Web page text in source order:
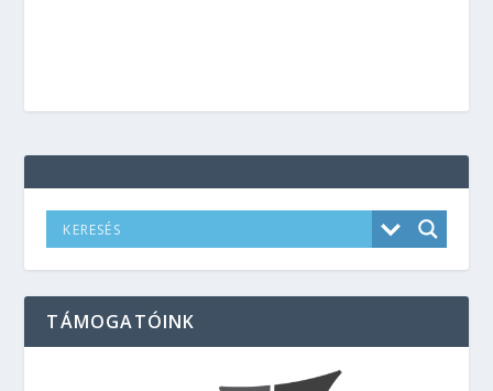
TÁMOGATÓINK